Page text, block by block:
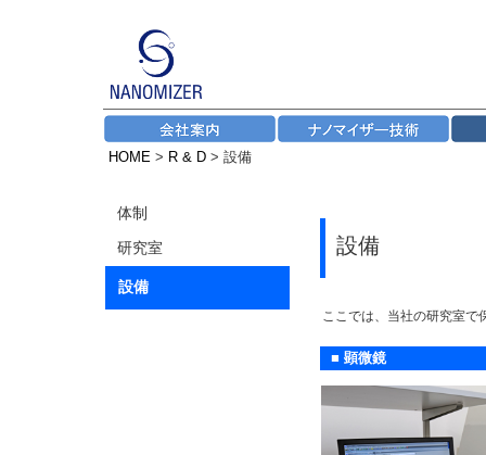
HOME > R & D > 設備
体制
研究室
設備
設備
ここでは、当社の研究室で
■ 顕微鏡